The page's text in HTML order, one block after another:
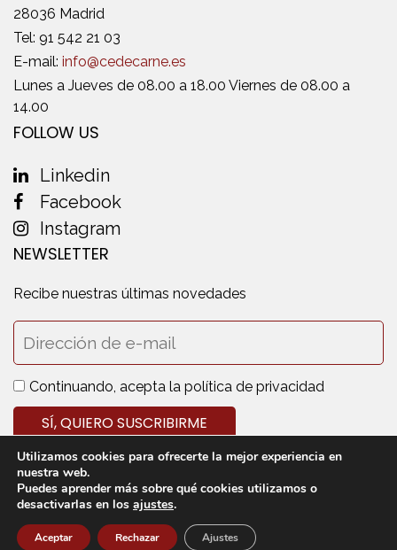
28036 Madrid
Tel: 91 542 21 03
E-mail: info@cedecarne.es
Lunes a Jueves de 08.00 a 18.00 Viernes de 08.00 a
14.00
FOLLOW US
Linkedin
Facebook
Instagram
NEWSLETTER
Recibe nuestras últimas novedades
Continuando, acepta la política de privacidad
© 2020 Cedecarne - Todos los derechos reservados
Aviso legal Política de privacidad Política de cookies
Utilizamos cookies para ofrecerte la mejor experiencia en
nuestra web.
Puedes aprender más sobre qué cookies utilizamos o
desactivarlas en los ajustes.
Aceptar Rechazar Ajustes